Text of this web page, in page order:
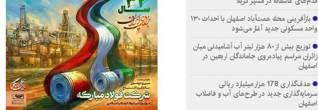
بازآفرینی محله همت‌آباد اصفهان با احداث ۱۳۰
واحد مسکونی جدید آغاز می‌شود
توزیع بیش از ۸۰ هزار لیتر آب آشامیدنی میان
زائران مراسم پیاده‌روی جاماندگان اربعین در
اصفهان
هدف‌گذاری 178 هزار میلیارد ریالی
سرمایه‌گذاری جدید در طرح‌های آب و فاضلاب
اصفهان